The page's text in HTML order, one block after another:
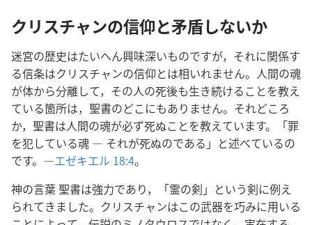
クリスチャンの信仰と矛盾しないか
迷宮の歴史はたいへん興味深いものですが，それに関係す
る信条はクリスチャンの信仰とは相いれません。人間の魂
が体から分離して，その人の死後も生き続けることを教え
ている箇所は，聖書のどこにもありません。それどころ
か，聖書は人間の魂が必ず死ぬことを教えています。「罪
を犯している魂 ― それが死ぬのである」と述べているの
です。―エゼキエル 18:4。
神の言葉 聖書は強力であり，「霊の剣」という剣に例え
られてきました。クリスチャンはこの武器を巧みに用いる